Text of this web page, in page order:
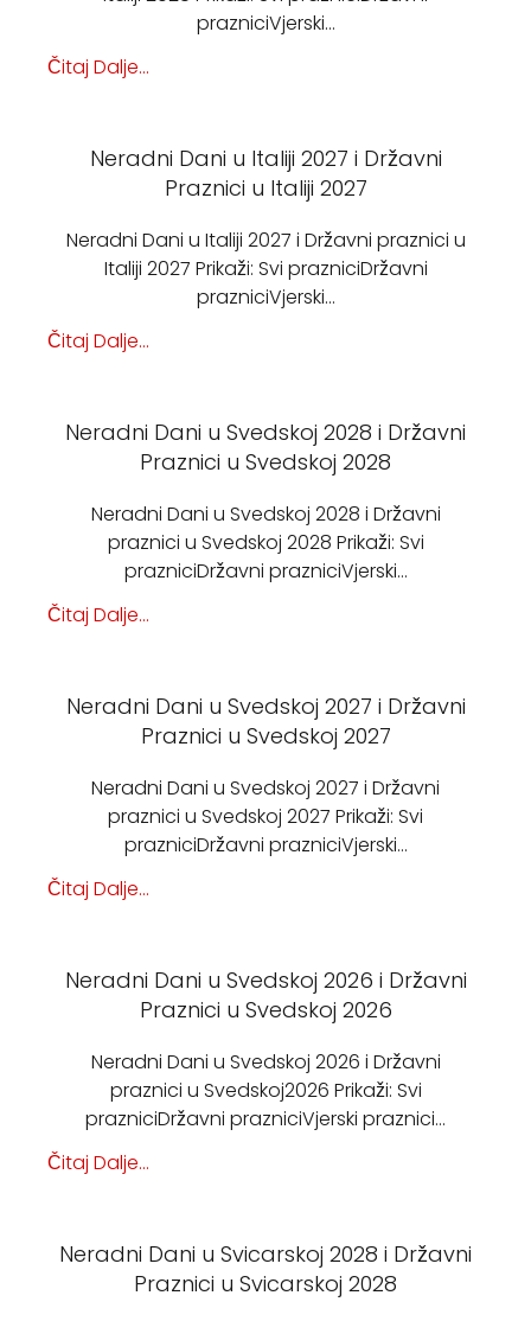
prazniciVjerski…
Čitaj Dalje...
Neradni Dani u Italiji 2027 i Državni
Praznici u Italiji 2027
Neradni Dani u Italiji 2027 i Državni praznici u
Italiji 2027 Prikaži: Svi prazniciDržavni
prazniciVjerski…
Čitaj Dalje...
Neradni Dani u Svedskoj 2028 i Državni
Praznici u Svedskoj 2028
Neradni Dani u Svedskoj 2028 i Državni
praznici u Svedskoj 2028 Prikaži: Svi
prazniciDržavni prazniciVjerski…
Čitaj Dalje...
Neradni Dani u Svedskoj 2027 i Državni
Praznici u Svedskoj 2027
Neradni Dani u Svedskoj 2027 i Državni
praznici u Svedskoj 2027 Prikaži: Svi
prazniciDržavni prazniciVjerski…
Čitaj Dalje...
Neradni Dani u Svedskoj 2026 i Državni
Praznici u Svedskoj 2026
Neradni Dani u Svedskoj 2026 i Državni
praznici u Svedskoj2026 Prikaži: Svi
prazniciDržavni prazniciVjerski praznici…
Čitaj Dalje...
Neradni Dani u Svicarskoj 2028 i Državni
Praznici u Svicarskoj 2028